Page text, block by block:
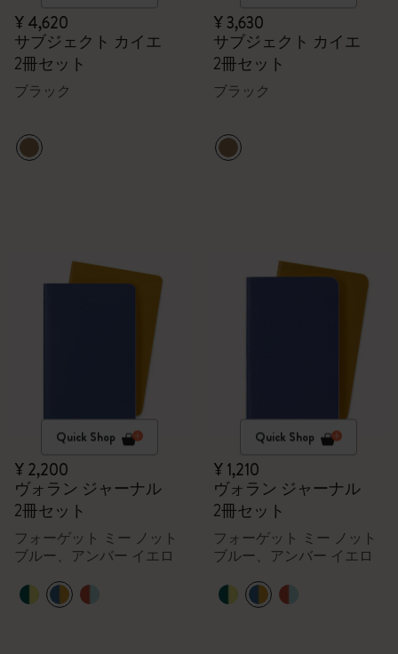
¥ 4,620
サブジェクト カイエ
2冊セット
ブラック
¥ 3,630
サブジェクト カイエ
2冊セット
ブラック
Quick Shop
¥ 2,200
ヴォラン ジャーナル
2冊セット
フォーゲット ミー ノット
ブルー、アンバー イエロ
Quick Shop
¥ 1,210
ヴォラン ジャーナル
2冊セット
フォーゲット ミー ノット
ブルー、アンバー イエロ